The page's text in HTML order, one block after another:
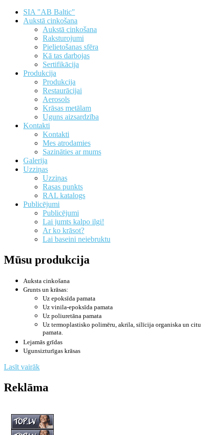
SIA "AB Baltic"
Aukstā cinkošana
Aukstā cinkošana
Raksturojumi
Pielietošanas sfēra
Kā tas darbojas
Sertifikācija
Produkcija
Produkcija
Restaurācijai
Aerosols
Krāsas metālam
Uguns aizsardzība
Kontakti
Kontakti
Mes atrodamies
Sazināties ar mums
Galerija
Uzziņas
Uzziņas
Rasas punkts
RAL katalogs
Publicējumi
Publicējumi
Lai jumts kalpo ilgi!
Ar ko krāsot?
Lai baseini neiebruktu
Mūsu produkcija
Auksta cinkošana
Grunts un krāsas:
Uz epoksīda pamata
Uz vinila-epoksīda pamata
Uz poliuretāna pamata
Uz termoplastisko polimēru, akrila, silīcija organiska un citu
pamata.
Lejamās grīdas
Ugunsizturīgas krāsas
Lasīt vairāk
Reklāma